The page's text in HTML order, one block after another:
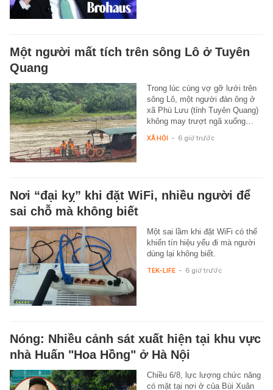
Một người mất tích trên sông Lô ở Tuyên
Quang
Trong lúc cùng vợ gỡ lưới trên
sông Lô, một người đàn ông ở
xã Phù Lưu (tỉnh Tuyên Quang)
không may trượt ngã xuống…
XÃ HỘI - 6 giờ trước
Nơi “đại kỵ” khi đặt WiFi, nhiều người để
sai chỗ mà không biết
Một sai lầm khi đặt WiFi có thể
khiến tín hiệu yếu đi mà người
dùng lại không biết.
TEK-LIFE - 6 giờ trước
Nóng: Nhiều cảnh sát xuất hiện tại khu vực
nhà Huấn "Hoa Hồng" ở Hà Nội
Chiều 6/8, lực lượng chức năng
có mặt tại nơi ở của Bùi Xuân